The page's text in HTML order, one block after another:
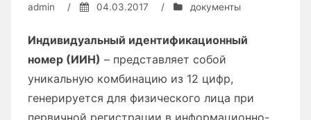
admin / 04.03.2017 / документы
Индивидуальный идентификационный
номер (ИИН) – представляет собой
уникальную комбинацию из 12 цифр,
генерируется для физического лица при
первичной регистрации в информационно-